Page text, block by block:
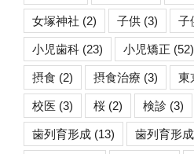
女塚神社 (2) 子供 (3) 子
小児歯科 (23) 小児矯正 (52)
摂食 (2) 摂食治療 (3) 東
校医 (3) 桜 (2) 検診 (3)
歯列育形成 (13) 歯列育形